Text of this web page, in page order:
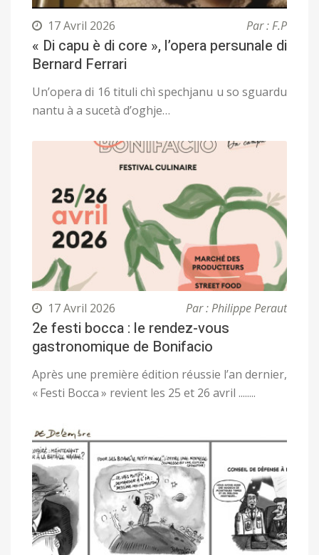
17 Avril 2026 Par : F.P
« Di capu è di core », l’opera persunale di
Bernard Ferrari
Un’opera di 16 tituli chì spechjanu u so sguardu
nantu à a sucetà d’oghje…
17 Avril 2026 Par : Philippe Peraut
2e festi bocca : le rendez-vous
gastronomique de Bonifacio
Après une première édition réussie l’an dernier,
« Festi Bocca » revient les 25 et 26 avril ........